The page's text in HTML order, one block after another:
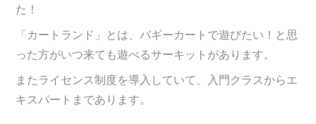
た！
「カートランド」とは、バギーカートで遊びたい！と思
った方がいつ来ても遊べるサーキットがあります。
またライセンス制度を導入していて、入門クラスからエ
キスパートまであります。